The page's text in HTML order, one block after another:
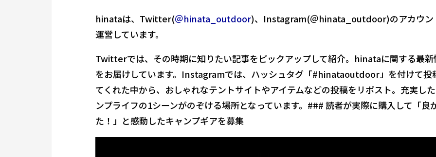
hinataは、Twitter(＠hinata_outdoor)、Instagram(＠hinata_outdoor)のアカウン
運営しています。
Twitterでは、その時期に知りたい記事をピックアップして紹介。hinataに関する最新
をお届けしています。Instagramでは、ハッシュタグ「#hinataoutdoor」を付けて投
てくれた中から、おしゃれなテントサイトやアイテムなどの投稿をリポスト。充実し
ンプライフの1シーンがのぞける場所となっています。### 読者が実際に購入して「良
た！」と感動したキャンプギアを募集